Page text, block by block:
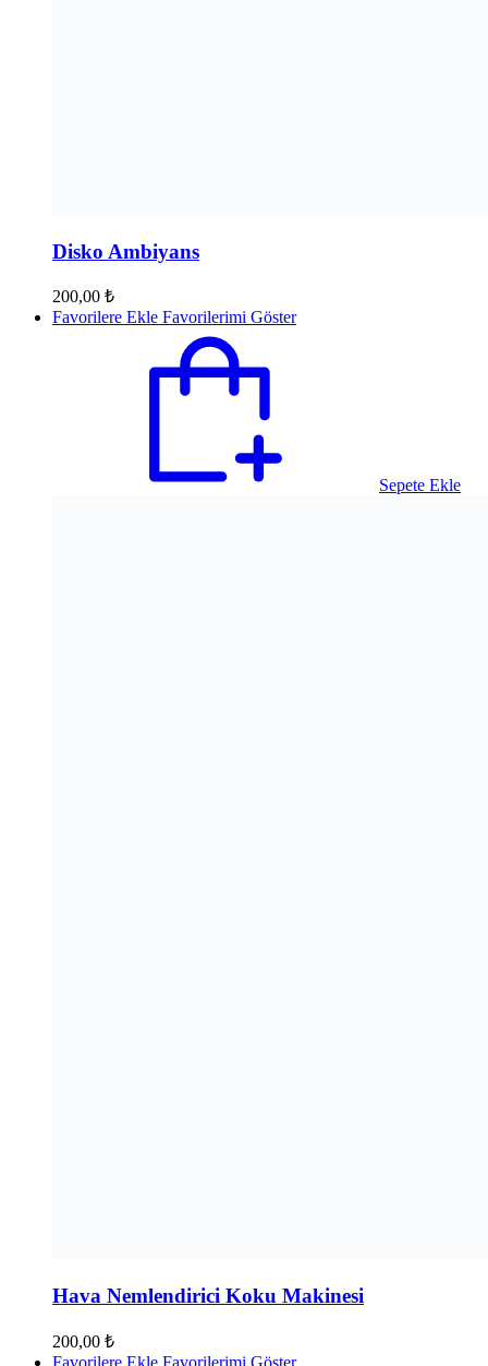
Disko Ambiyans
200,00 ₺
Favorilere Ekle Favorilerimi Göster
Sepete Ekle
Hava Nemlendirici Koku Makinesi
200,00 ₺
Favorilere Ekle Favorilerimi Göster